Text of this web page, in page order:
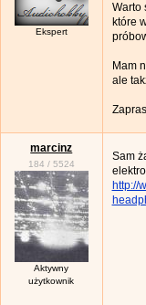
Ekspert
Warto
które
Mam
ale
marcinz
184 / 5524
Aktywny
użytkownik
Sam
http://